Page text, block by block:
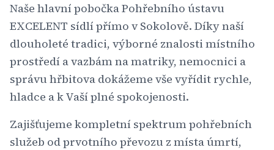
Naše hlavní pobočka Pohřebního ústavu
EXCELENT sídlí přímo v Sokolově. Díky naší
dlouholeté tradici, výborné znalosti místního
prostředí a vazbám na matriky, nemocnici a
správu hřbitova dokážeme vše vyřídit rychle,
hladce a k Vaší plné spokojenosti.
Zajišťujeme kompletní spektrum pohřebních
služeb od prvotního převozu z místa úmrtí,